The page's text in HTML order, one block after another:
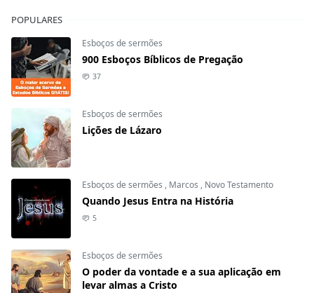
POPULARES
Esboços de sermões
900 Esboços Bíblicos de Pregação
37
Esboços de sermões
Lições de Lázaro
Esboços de sermões , Marcos , Novo Testamento
Quando Jesus Entra na História
5
Esboços de sermões
O poder da vontade e a sua aplicação em
levar almas a Cristo